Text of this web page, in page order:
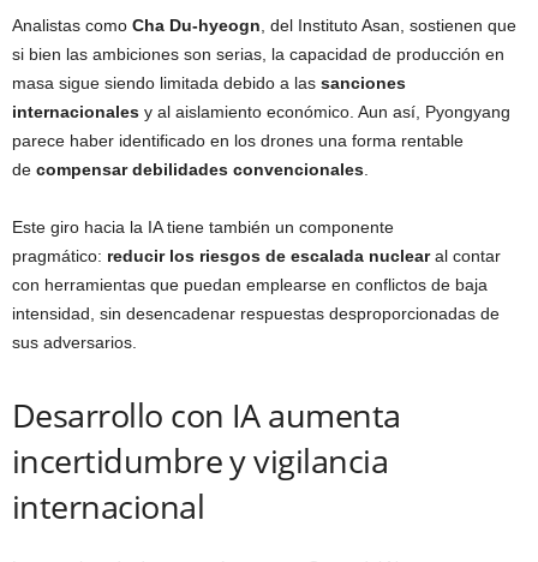
Analistas como Cha Du-hyeogn , del Instituto Asan, sostienen que
si bien las ambiciones son serias, la capacidad de producción en
masa sigue siendo limitada debido a las sanciones
internacionales y al aislamiento económico. Aun así, Pyongyang
parece haber identificado en los drones una forma rentable
de compensar debilidades convencionales
Este giro hacia la IA tiene también un componente
pragmático: reducir los riesgos de escalada nuclearal contar
con herramientas que puedan emplearse en conflictos de baja
intensidad, sin desencadenar respuestas desproporcionadas de
sus adversarios.
Desarrollo con IA aumenta
incertidumbre y vigilancia
internacional